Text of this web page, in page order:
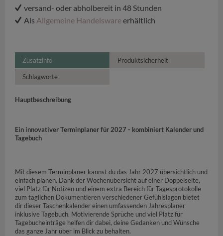
versand- oder abholbereit in 48 Stunden
Als Allgemeine Handelswareerhältlich
Zusatzinfo Produktsicherheit
Schlagworte
Hauptbeschreibung
Ein innovativer Terminplaner für 2027 - kombiniert Kalender und
Tagebuch
Mit diesem Terminplaner kannst du das Jahr 2027 übersichtlich und
einfach planen. Dank der Wochenübersicht auf einer Doppelseite,
viel Platz für Notizen und einem extra Bereich für Tagesprotokolle
zum täglichen Dokumentieren verschiedener Gefühlslagen bietet
dir dieser Taschenkalender einen umfassenden Jahresplaner
inklusive Tagebuch. Motivierende Sprüche und viel Platz für
Tagebucheinträge helfen dir dabei, deine Gedanken und Wünsche
das ganze Jahr über im Blick zu behalten.